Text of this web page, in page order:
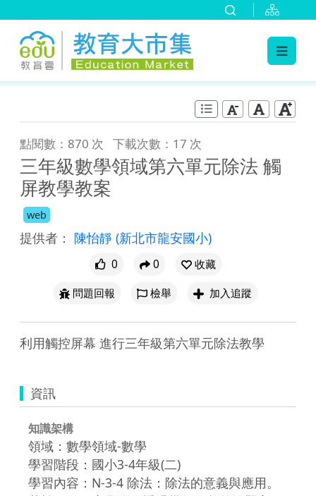
點閱數：870 次 下載次數：17 次
三年級數學領域第六單元除法 觸
屏教學教案
web
提供者： 陳怡靜 (新北市龍安國小)
0 0
收藏
問題回報
檢舉 加入追蹤
利用觸控屏幕 進行三年級第六單元除法教學
資訊
知識架構
領域：數學領域-數學
學習階段：國小3-4年級(二)
學習內容：N-3-4 除法：除法的意義與應用。